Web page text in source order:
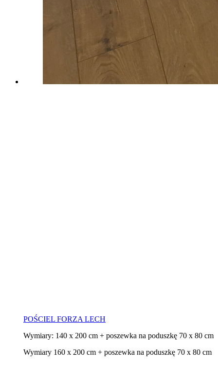
POŚCIEL FORZA LECH
Wymiary: 140 x 200 cm + poszewka na poduszkę 70 x 80 cm
Wymiary 160 x 200 cm + poszewka na poduszkę 70 x 80 cm